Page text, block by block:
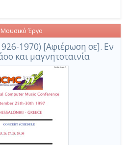
1970) [Αφιέρωση σε]. Εν
και μαγνητοταινία
Μουσικό Έργο